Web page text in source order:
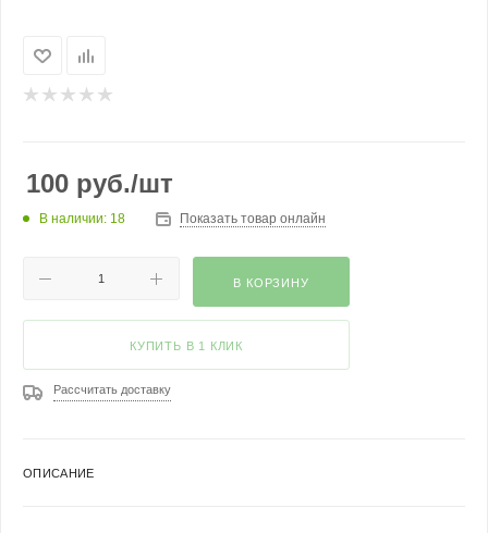
100 руб./шт
В наличии: 18 Показать товар онлайн
В КОРЗИНУ
КУПИТЬ В 1 КЛИК
Рассчитать доставку
ОПИСАНИЕ